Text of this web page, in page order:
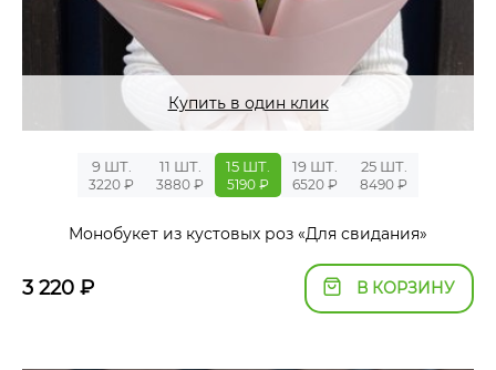
Купить в один клик
9 ШТ.
3220 ₽
11 ШТ.
3880 ₽
15 ШТ.
5190 ₽
19 ШТ.
6520 ₽
25 ШТ.
8490 ₽
Монобукет из кустовых роз «Для свидания»
3 220 ₽ В КОРЗИНУ